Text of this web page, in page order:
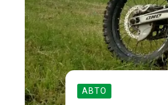
АВТО